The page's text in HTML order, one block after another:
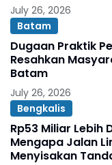
July 26, 2026
Batam
Dugaan Praktik
Resahkan
Batam
July 26, 2026
Bengkalis
Rp53 Miliar Lebih
Mengapa Jalan
Menyisakan